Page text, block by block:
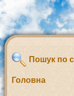
Пошук по
Головна